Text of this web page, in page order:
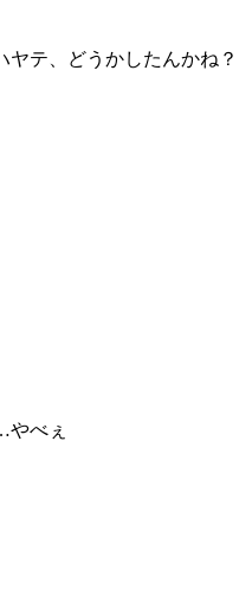
ヤテ、どうかしたんかね？
やべぇ